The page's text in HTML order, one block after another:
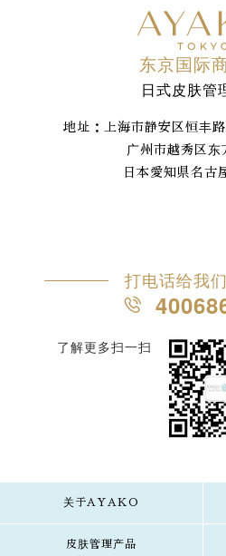
东京国际
日式皮肤管
地址：上海市静安区恒丰
广州市越秀区东方
日本愛知県名古屋
打电话给我
了解更多扫一扫
关于AYAKO
皮肤管理产品